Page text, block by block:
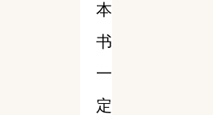
本
书
一
定